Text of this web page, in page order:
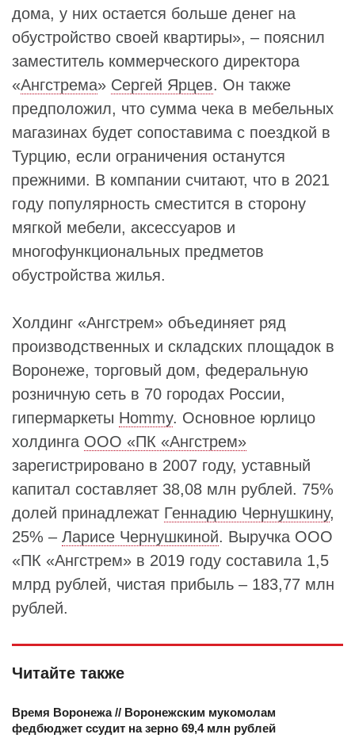
дома, у них остается больше денег на
обустройство своей квартиры», – пояснил
заместитель коммерческого директора
«Ангстрема» Сергей Ярцев. Он также
предположил, что сумма чека в мебельных
магазинах будет сопоставима с поездкой в
Турцию, если ограничения останутся
прежними. В компании считают, что в 2021
году популярность сместится в сторону
мягкой мебели, аксессуаров и
многофункциональных предметов
обустройства жилья.
Холдинг «Ангстрем» объединяет ряд
производственных и складских площадок в
Воронеже, торговый дом, федеральную
розничную сеть в 70 городах России,
гипермаркеты Hommy. Основное юрлицо
холдинга ООО «ПК «Ангстрем»
зарегистрировано в 2007 году, уставный
капитал составляет 38,08 млн рублей. 75%
долей принадлежат Геннадию Чернушкину,
25% – Ларисе Чернушкиной. Выручка ООО
«ПК «Ангстрем» в 2019 году составила 1,5
млрд рублей, чистая прибыль – 183,77 млн
рублей.
Читайте также
Время Воронежа // Воронежским мукомолам
федбюджет ссудит на зерно 69,4 млн рублей